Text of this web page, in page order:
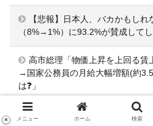
【悲報】日本人、バカかもし
（8%→1%）に93.2%が賛成して
高市総理「物価上昇を上回る賃
→国家公務員の月給大幅増額(約
は❓」
【急募】作中最強だと思った
メニュー ホーム 検索
×